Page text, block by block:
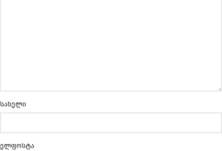
სახელი
ელფოსტა